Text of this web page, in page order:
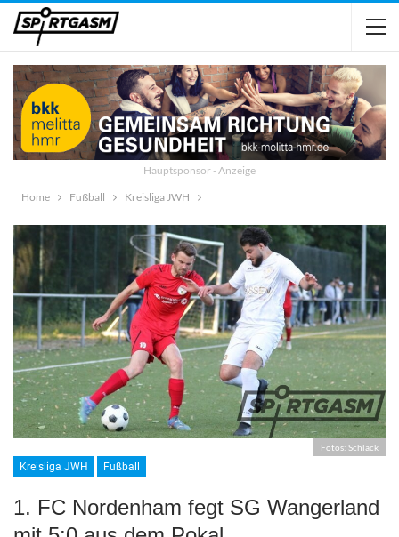
Hauptsponsor - Anzeige
Home
Fußball Kreisliga JWH
Fotos: Schlack
Kreisliga JWH Fußball
1. FC Nordenham fegt SG Wangerland